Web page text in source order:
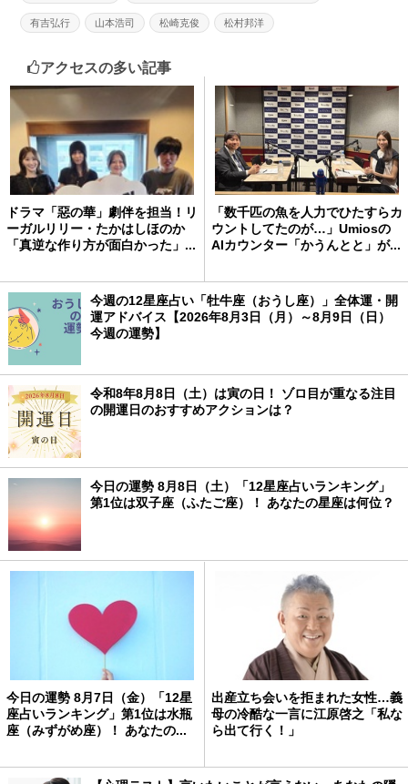
有吉弘行 山本浩司 松崎克俊 松村邦洋
アクセスの多い記事
ドラマ「惡の華」劇伴を担当！リ
ーガルリリー・たかはしほのか
「真逆な作り方が面白かった」...
「数千匹の魚を人力でひたすらカ
ウントしてたのが…」Umiosの
AIカウンター「かうんとと」が...
今週の12星座占い「牡牛座（おうし座）」全体運・開
運アドバイス【2026年8月3日（月）～8月9日（日）
今週の運勢】
令和8年8月8日（土）は寅の日！ ゾロ目が重なる注目
の開運日のおすすめアクションは？
今日の運勢 8月8日（土）「12星座占いランキング」
第1位は双子座（ふたご座）！ あなたの星座は何位？
今日の運勢 8月7日（金）「12星
座占いランキング」第1位は水瓶
座（みずがめ座）！ あなたの...
出産立ち会いを拒まれた女性…義
母の冷酷な一言に江原啓之「私な
ら出て行く！」